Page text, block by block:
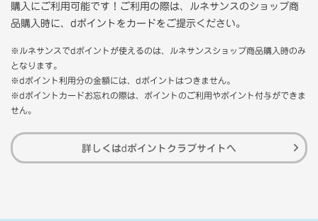
購入にご利用可能です！ご利用の際は、ルネサンスのショップ商
品購入時に、dポイントをカードをご提示ください。
※ルネサンスでdポイントが使えるのは、ルネサンスショップ商品購入時のみ
となります。
※dポイント利用分の金額には、dポイントはつきません。
※dポイントカードお忘れの際は、ポイントのご利用やポイント付与ができま
せん。
詳しくはdポイントクラブサイトへ